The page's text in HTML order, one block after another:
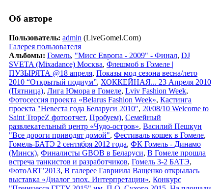
Об авторе
Пользователь: admin (LiveGomel.Com)
Галерея пользователя
Альбомы: Гомель, "Мисс Европа - 2009" - Финал, DJ
SVETA (Mixadance) Москва, Флешмоб в Гомеле |
ПУЗЫРЯТА @18 апреля, Показы мод сезона весна/лето
2010 “Открытый подиум”, ХОККЕЙНАЯ... 23 Апреля 2010
(Пятница), Лига Юмора в Гомеле, Lviv Fashion Week,
Фотосессия проекта «Belarus Fashion Week», Кастинга
проекта "Невеста года Беларуси 2010", 20/08/10 Welcome to
Saint TropeZ фотоотчет, Пробуем), Семейный
развлекательный центр «Чудо-остров», Василий Пешкун
"Все дороги приводят домой", Фестиваль кошек в Гомеле,
Гомель-БАТЭ 2 сентября 2012 года, ФК Гомель - Динамо
(Минск), Финалисты GBOB в Беларуси, В Гомеле прошла
встреча танкистов и разработчиков, Гомель 3-2 БАТЭ,
ФотоART’2013, В галерее Гавриила Ващенко открылась
выставка «Диалог эпох. Интерпретации», Конкурс